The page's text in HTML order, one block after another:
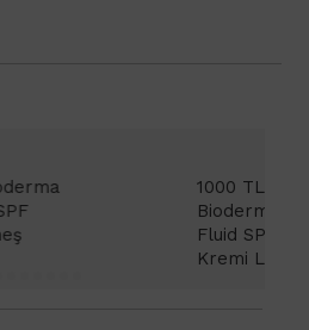
Ultra
Renkli Güneş